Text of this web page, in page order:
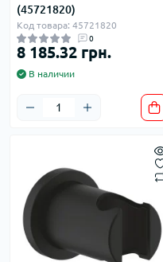
(45721820)
Код товара: 45721820
0
8 185.32 грн.
В наличии